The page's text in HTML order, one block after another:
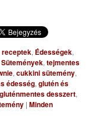
receptek, Édességek,
Sütemények,tejmentes
,cukkini sütemény,
édesség,glutén és
gluténmentes desszert,
|Minden